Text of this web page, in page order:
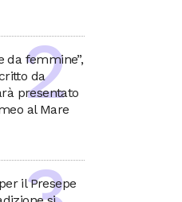
da femmine”,
da
presentato
al Mare
il Presepe